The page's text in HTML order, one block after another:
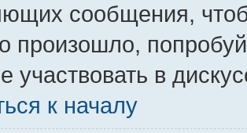
сообщения,
произошло,
участвовать в
к началу